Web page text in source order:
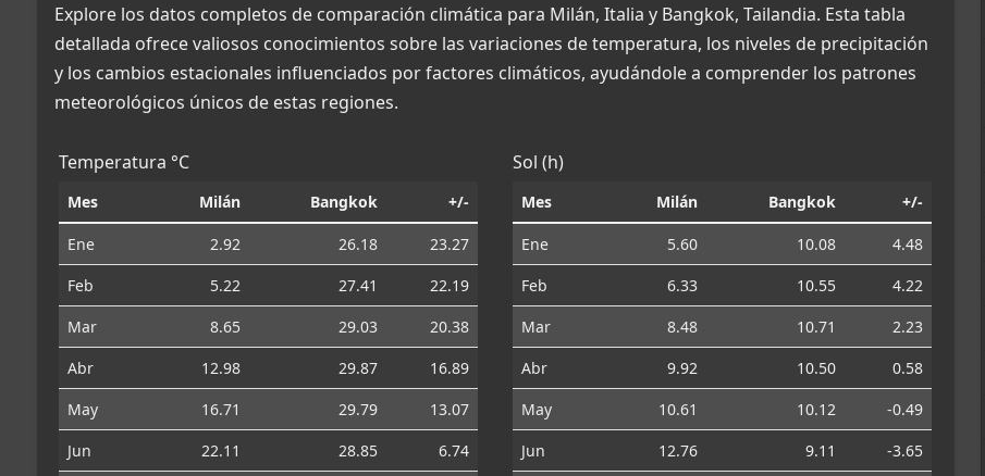
Explore los datos completos de comparación climática para Milán, Italia y Bangkok, Tailandia. Esta tabla
detallada ofrece valiosos conocimientos sobre las variaciones de temperatura, los niveles de precipitación
y los cambios estacionales influenciados por factores climáticos, ayudándole a comprender los patrones
meteorológicos únicos de estas regiones.
Temperatura °C
Mes Milán Bangkok +/-
Ene 2.92 26.18
23.27
Feb
5.22 27.41
22.19
Mar
8.65 29.03
20.38
Abr
12.98 29.87
16.89
May
16.71 29.79
13.07
Jun
22.11 28.85
6.74
Sol (h)
Mes Milán Bangkok +/-
Ene 5.60 10.08
4.48
Feb
6.33 10.55
4.22
Mar
8.48 10.71
2.23
Abr
9.92 10.50
0.58
May
10.61 10.12
-0.49
Jun
12.76 9.11
-3.65